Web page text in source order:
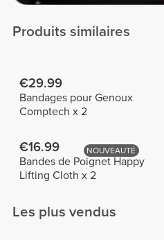
Produits similaires
€29.99
Bandages pour Genoux
Comptech x 2
NOUVEAUTÉ
€16.99
Bandes de Poignet Happy
Lifting Cloth x 2
Les plus vendus